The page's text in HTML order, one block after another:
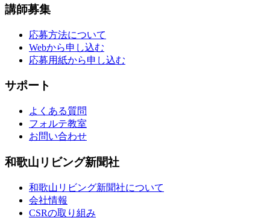
講師募集
応募方法について
Webから申し込む
応募用紙から申し込む
サポート
よくある質問
フォルテ教室
お問い合わせ
和歌山リビング新聞社
和歌山リビング新聞社について
会社情報
CSRの取り組み